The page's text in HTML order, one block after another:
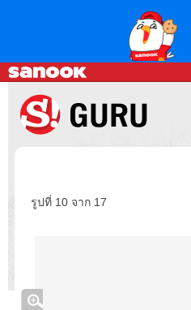
รูปที่ 10 จาก 17